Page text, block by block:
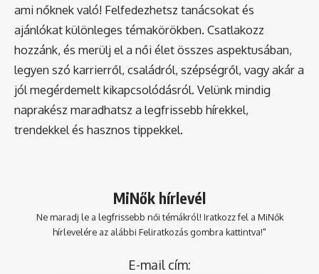
ami nőknek való! Felfedezhetsz tanácsokat és
ajánlókat különleges témakörökben. Csatlakozz
hozzánk, és merülj el a női élet összes aspektusában,
legyen szó karrierről, családról, szépségről, vagy akár a
jól megérdemelt kikapcsolódásról. Velünk mindig
naprakész maradhatsz a legfrissebb hírekkel,
trendekkel és hasznos tippekkel.
MiNők hírlevél
Ne maradj le a legfrissebb női témákról! Iratkozz fel a MiNők
hírlevelére az alábbi Feliratkozás gombra kattintva!"
E-mail cím: